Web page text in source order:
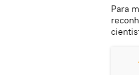
Para